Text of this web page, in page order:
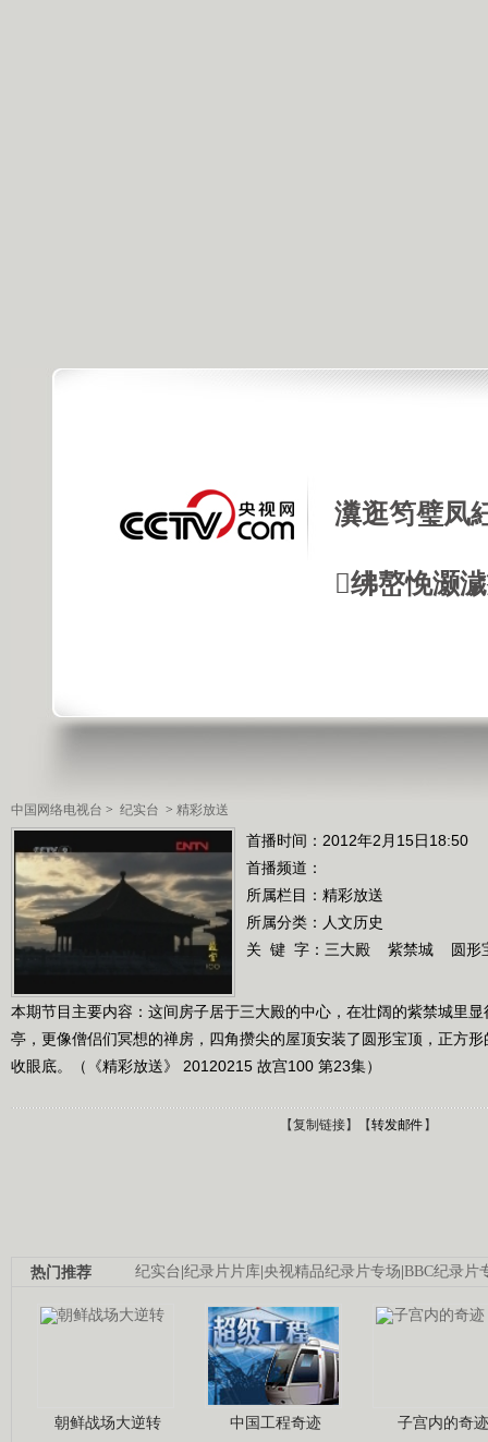
瀵逛笉璧凤
绋嶅悗灏
中国网络电视台 > 纪实台 > 精彩放送
首播时间：2012年2月15日18:50
首播频道：
所属栏目： 精彩放送
所属分类：人文历史
关 键 字： 三大殿 紫禁城 圆形
本期节目主要内容：这间房子居于三大殿的中心，在壮阔的紫禁城里
亭，更像僧侣们冥想的禅房，四角攒尖的屋顶安装了圆形宝顶，正方
收眼底。（《精彩放送》 20120215 故宫100 第23集）
【复制链接】【转发邮件】
纪实台|纪录片片库|央视精品纪录片专场|BBC纪录片
热门推荐
朝鲜战场大逆转 中国工程奇迹 子宫内的奇迹